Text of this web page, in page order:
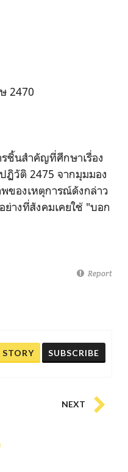
2470
ชิ้นสำคัญที่ศึกษาเรื่อง
ฏิวัติ 2475 จากมุมมอง
ของเหตุการณ์ดังกล่าว
างที่สังคมเคยใช้ "บอก
Report
SUBSCRIBE
NEXT